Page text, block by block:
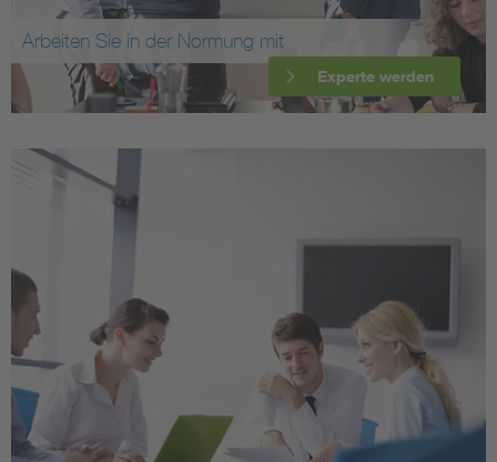
Arbeiten Sie in der Normung mit
Experte werden